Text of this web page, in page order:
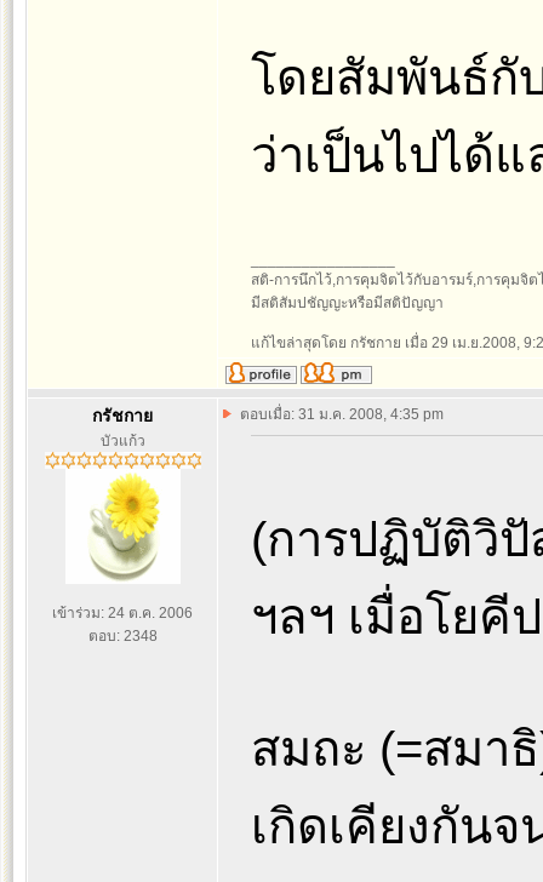
โดยสัมพันธ์กั
ว่าเป็นไปได้
สติ-การนึกไว้,การคุมจิตไว้กับอารมร์,การคุมจิ
มีสติสัมปชัญญะหรือมีสติปัญญา
แก้ไขล่าสุดโดย กรัชกาย เมื่อ 29 เม.ย.2008,
กรัชกาย
บัวแก้ว
เข้าร่วม: 24 ต.ค. 2006
ตอบ: 2348
ตอบเมื่อ: 31 ม.ค. 2008, 4:35 pm
(การปฏิบัติวิ
ฯลฯ เมื่อโยคี
สมถะ (=สมา
เกิดเคียงกัน